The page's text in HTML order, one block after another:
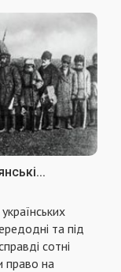
та під
сотні
право на